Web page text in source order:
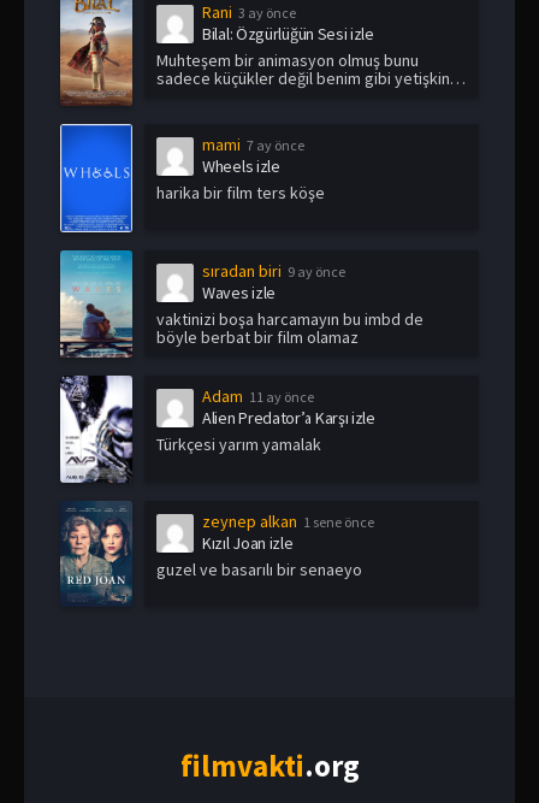
Rani 3 ay önce
Bilal: Özgürlüğün Sesi izle
Muhteşem bir animasyon olmuş bunu
sadece küçükler değil benim gibi yetişkin
mami 7 ay önce
Wheels izle
harika bir film ters köşe
sıradan biri 9 ay önce
Waves izle
vaktinizi boşa harcamayın bu imbd de
böyle berbat bir film olamaz
Adam 11 ay önce
Alien Predator’a Karşı izle
Türkçesi yarım yamalak
zeynep alkan 1 sene önce
Kızıl Joan izle
guzel ve basarılı bir senaeyo
filmvakti.org